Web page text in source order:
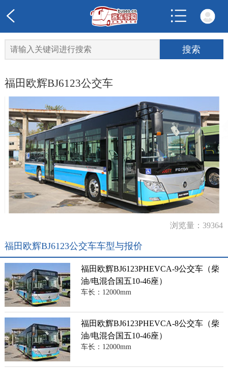
福田欧辉BJ6123公交车
浏览量：39364
福田欧辉BJ6123公交车车型与报价
福田欧辉BJ6123PHEVCA-9公交车（柴
油/电混合国五10-46座）
车长：12000mm
福田欧辉BJ6123PHEVCA-8公交车（柴
油/电混合国五10-46座）
车长：12000mm